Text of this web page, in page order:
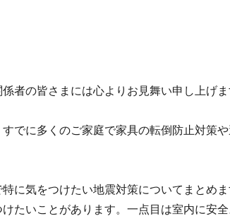
者の皆さまには心よりお見舞い申し上げま
でに多くのご家庭で家具の転倒防止対策
に気をつけたい地震対策についてまとめ
たいことがあります。一点目は室内に安